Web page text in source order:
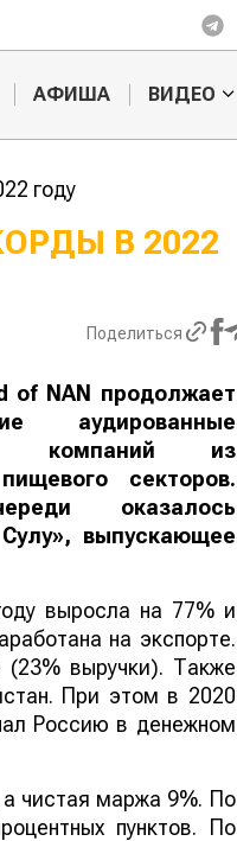
АФИША ВИДЕО
году
В 2022
Поделиться
of NAN продолжает
аудированные
компаний из
секторов.
оказалось
выпускающее
выросла на 77% и
на экспорте.
выручки). Также
При этом в 2020
Россию в денежном
чистая маржа 9%. По
пунктов. По